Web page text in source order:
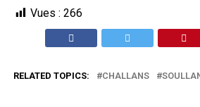
Vues : 266
RELATED TOPICS: CHALLANS